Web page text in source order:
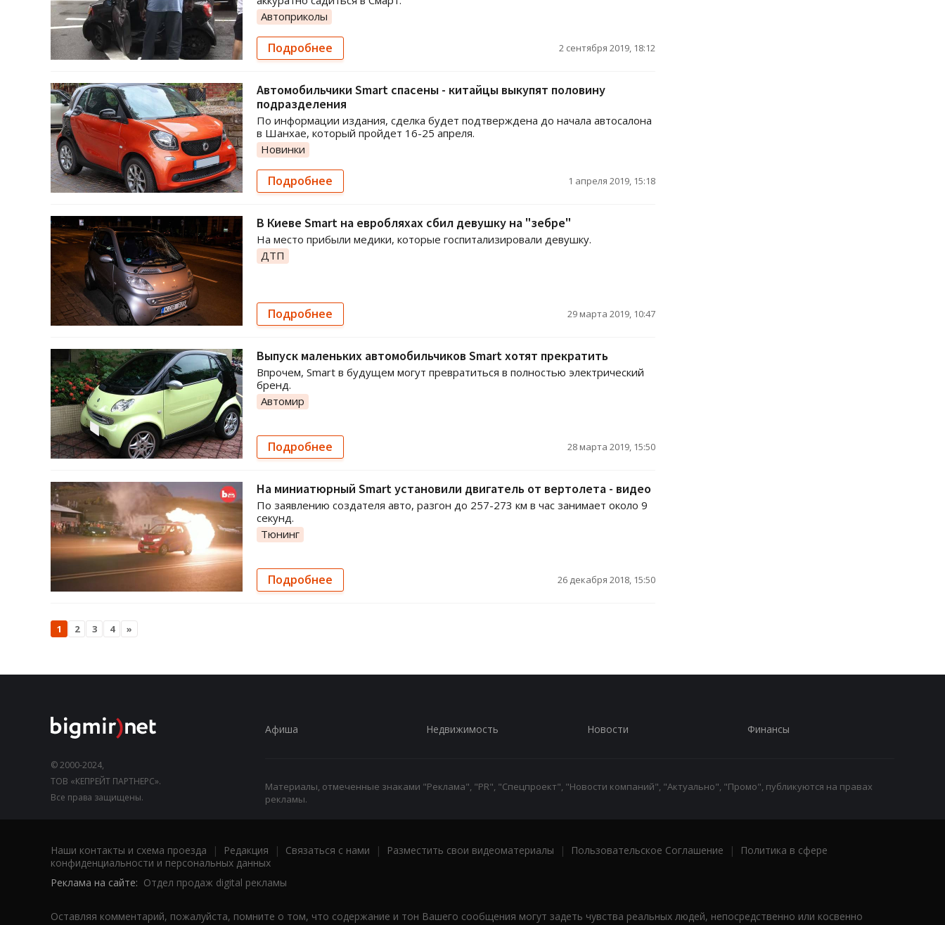
Автоприколы
Подробнее 2 сентября 2019, 18:12
Автомобильчики Smart спасены - китайцы выкупят половину
подразделения
По информации издания, сделка будет подтверждена до начала автосалона
в Шанхае, который пройдет 16-25 апреля.
Новинки
Подробнее 1 апреля 2019, 15:18
В Киеве Smart на евробляхах сбил девушку на "зебре"
На место прибыли медики, которые госпитализировали девушку.
ДТП
Подробнее 29 марта 2019, 10:47
Выпуск маленьких автомобильчиков Smart хотят прекратить
Впрочем, Smart в будущем могут превратиться в полностью электрический
бренд.
Автомир
Подробнее 28 марта 2019, 15:50
На миниатюрный Smart установили двигатель от вертолета - видео
По заявлению создателя авто, разгон до 257-273 км в час занимает около 9
секунд.
Тюнинг
Подробнее 26 декабря 2018, 15:50
1 2 3 4 »
© 2000-2024,
ТОВ «КЕПРЕЙТ ПАРТНЕРС».
Все права защищены.
Афиша Недвижимость Новости Финансы
Материалы, отмеченные знаками "Реклама", "PR", "Спецпроект", "Новости компаний", "Актуально", "Промо", публикуются на правах
рекламы.
Наши контакты и схема проезда | Редакция | Связаться с нами | Разместить свои видеоматериалы | Пользовательское Соглашение |
Политика в сфере
конфиденциальности и персональных данных
Реклама на сайте: Отдел продаж digital рекламы
Оставляя комментарий, пожалуйста, помните о том, что содержание и тон Вашего сообщения могут задеть чувства реальных людей, непосредственно или косвенно